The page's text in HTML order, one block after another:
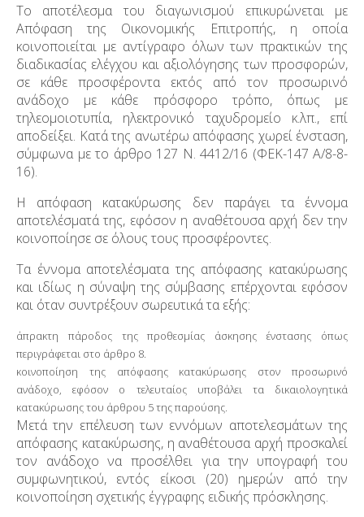
Το αποτέλεσμα του διαγωνισμού επικυρώνεται με
Απόφαση της Οικονομικής Επιτροπής, η οποία
κοινοποιείται με αντίγραφο όλων των πρακτικών της
διαδικασίας ελέγχου και αξιολόγησης των προσφορών,
σε κάθε προσφέροντα εκτός από τον προσωρινό
ανάδοχο με κάθε πρόσφορο τρόπο, όπως με
τηλεομοιοτυπία, ηλεκτρονικό ταχυδρομείο κ.λπ., επί
αποδείξει. Κατά της ανωτέρω απόφασης χωρεί ένσταση,
σύμφωνα με το άρθρο 127 Ν. 4412/16 (ΦΕΚ-147 Α/8-8-
16).
Η απόφαση κατακύρωσης δεν παράγει τα έννομα
αποτελέσματά της, εφόσον η αναθέτουσα αρχή δεν την
κοινοποίησε σε όλους τους προσφέροντες.
Τα έννομα αποτελέσματα της απόφασης κατακύρωσης
και ιδίως η σύναψη της σύμβασης επέρχονται εφόσον
και όταν συντρέξουν σωρευτικά τα εξής:
άπρακτη πάροδος της προθεσμίας άσκησης ένστασης όπως
περιγράφεται στο άρθρο 8.
κοινοποίηση της απόφασης κατακύρωσης στον προσωρινό
ανάδοχο, εφόσον ο τελευταίος υποβάλει τα δικαιολογητικά
κατακύρωσης του άρθρου 5 της παρούσης.
Μετά την επέλευση των εννόμων αποτελεσμάτων της
απόφασης κατακύρωσης, η αναθέτουσα αρχή προσκαλεί
τον ανάδοχο να προσέλθει για την υπογραφή του
συμφωνητικού, εντός είκοσι (20) ημερών από την
κοινοποίηση σχετικής έγγραφης ειδικής πρόσκλησης.